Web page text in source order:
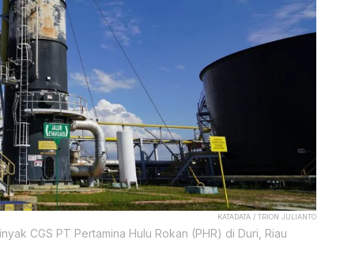
KATADATA / TRION JULIANTO
CGS PT Pertamina Hulu Rokan (PHR) di Duri, Riau